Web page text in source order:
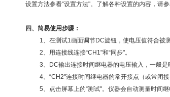
设置方法参看“设置方法"。了解各种设置的内容，请参
四、简易使用步骤：
1、在测试1画面调节DC旋钮，使电压值符合被
2、用连接线连接“CH1"和“同步"。
3、DC输出连接时间继电器的电压输入，一般是
4、“CH2"连接时间继电器的常开接点（或常闭接
5、点击屏幕上的“测试"。仪器会自动测量时间